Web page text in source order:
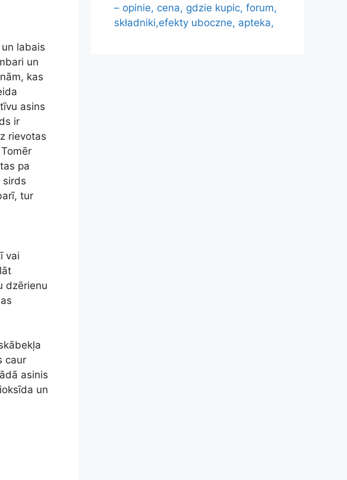
labais
un
kas
asins
ir
rievotas
pa
sirds
tur
vai
dzērienu
caur
asinis
un
– opinie, cena, gdzie kupic, forum,
składniki,efekty uboczne, apteka,